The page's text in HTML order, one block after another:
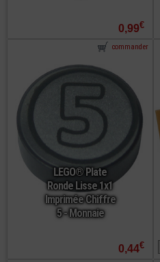
0,99€
LEGO® Plate
Ronde Lisse 1x1
Imprimée Chiffre
5 - Monnaie
0,44€
commander